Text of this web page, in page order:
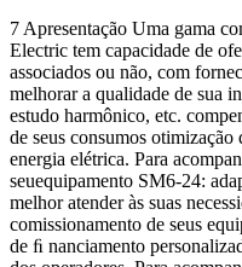
7 Apresentação Uma gama
Electric tem capacidade de
associados ou não, com
melhorar a qualidade de sua
estudo harmônico, etc.
de seus consumos
energia elétrica. Para
seuequipamento SM6-24:
melhor atender às suas
comissionamento de seus
de ﬁ nanciamento